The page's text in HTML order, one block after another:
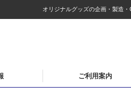
オリジナルグッズの企画・製造
ご利用案内